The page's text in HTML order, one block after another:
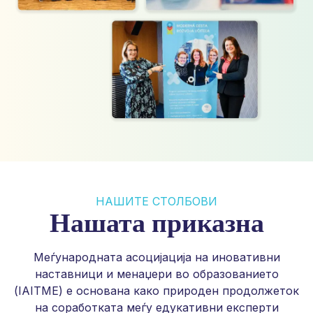
НАШИТЕ СТОЛБОВИ
Нашата приказна
Меѓународната асоцијација на иновативни
наставници и менаџери во образованието
(IAITME) е основана како природен продолжеток
на соработката меѓу едукативни експерти